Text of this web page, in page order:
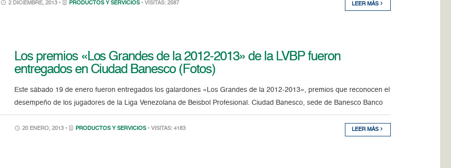
2 DICIEMBRE, 2013 • PRODUCTOS Y SERVICIOS • VISITAS: 2587 LEER MÁS
Los premios «Los Grandes de la 2012-2013» de la LVBP fueron
entregados en Ciudad Banesco (Fotos)
Este sábado 19 de enero fueron entregados los galardones «Los Grandes de la 2012-2013», premios que reconocen el
desempeño de los jugadores de la Liga Venezolana de Beisbol Profesional. Ciudad Banesco, sede de Banesco Banco
20 ENERO, 2013 • PRODUCTOS Y SERVICIOS • VISITAS: 4183 LEER MÁS